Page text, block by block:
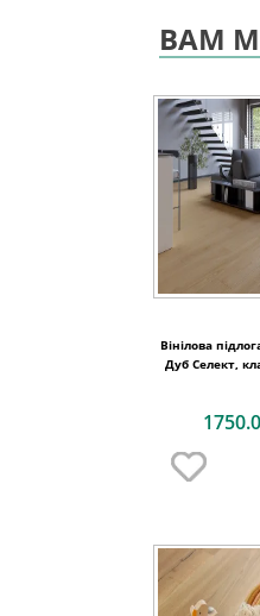
ВАМ
Вінілова
Дуб Селект,